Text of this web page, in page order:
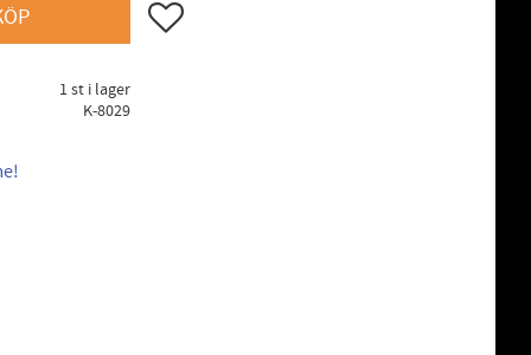
Lägg till i favoriter
1 st i lager
K-8029